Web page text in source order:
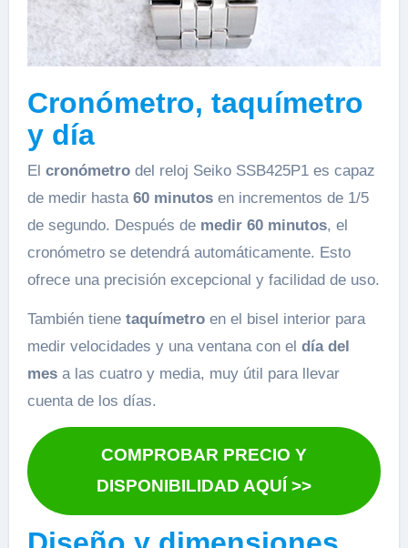
Cronómetro, taquímetro
y día
El cronómetrodel reloj Seiko SSB425P1 es capaz
de medir hasta 60 minutosen incrementos de 1/5
de segundo. Después de medir 60 minutos, el
cronómetro se detendrá automáticamente. Esto
ofrece una precisión excepcional y facilidad de uso.
También tiene taquímetroen el bisel interior para
medir velocidades y una ventana con el día del
mesa las cuatro y media, muy útil para llevar
cuenta de los días.
COMPROBAR PRECIO Y
DISPONIBILIDAD AQUÍ >>